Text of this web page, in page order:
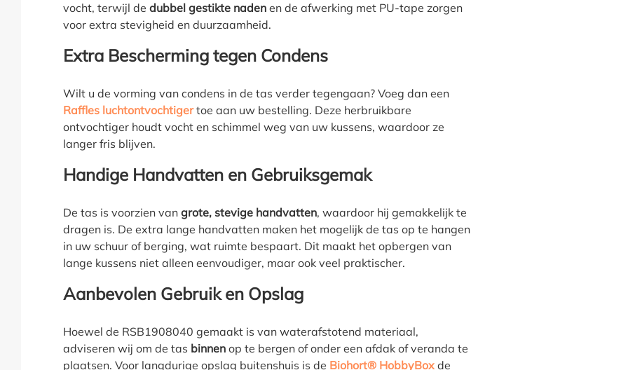
vocht, terwijl de dubbel gestikte naden en de afwerking met PU-tape zorgen
voor extra stevigheid en duurzaamheid.
Extra Bescherming tegen Condens
Wilt u de vorming van condens in de tas verder tegengaan? Voeg dan een
Raffles luchtontvochtigertoe aan uw bestelling. Deze herbruikbare
ontvochtiger houdt vocht en schimmel weg van uw kussens, waardoor ze
langer fris blijven.
Handige Handvatten en Gebruiksgemak
De tas is voorzien van grote, stevige handvatten, waardoor hij gemakkelijk te
dragen is. De extra lange handvatten maken het mogelijk de tas op te hangen
in uw schuur of berging, wat ruimte bespaart. Dit maakt het opbergen van
lange kussens niet alleen eenvoudiger, maar ook veel praktischer.
Aanbevolen Gebruik en Opslag
Hoewel de RSB1908040 gemaakt is van waterafstotend materiaal,
adviseren wij om de tas binnen op te bergen of onder een afdak of veranda te
plaatsen. Voor langdurige opslag buitenshuis is de Biohort® HobbyBox de